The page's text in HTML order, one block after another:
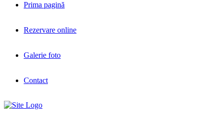
Prima pagină
Rezervare online
Galerie foto
Contact